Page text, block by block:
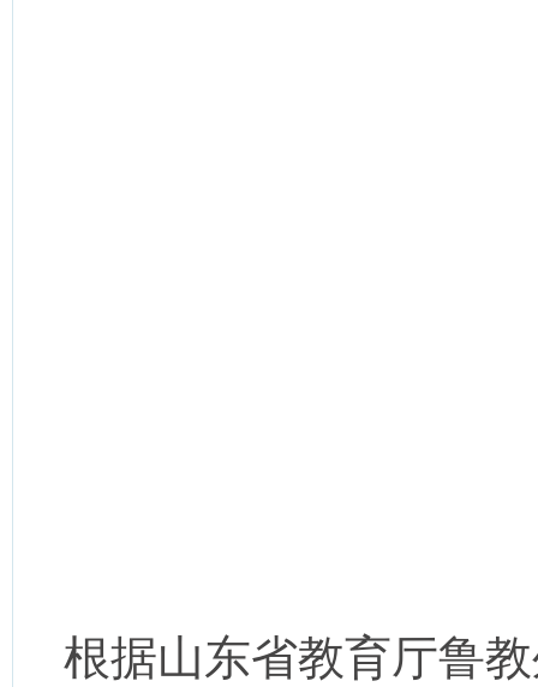
根据山东省教育厅鲁